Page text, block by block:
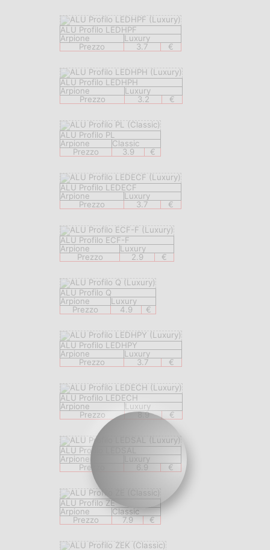
ALU Profilo LEDHPF
Arpione
Luxury
Prezzo
3.7 €
ALU Profilo LEDHPH
Arpione
Luxury
Prezzo
3.2 €
ALU Profilo PL
Arpione
Classic
Prezzo
3.9 €
ALU Profilo LEDECF
Arpione
Luxury
Prezzo
3.7 €
ALU Profilo ECF-F
Arpione
Luxury
Prezzo
2.9 €
ALU Profilo Q
Arpione
Luxury
Prezzo
4.9 €
ALU Profilo LEDHPY
Arpione
Luxury
Prezzo
3.7 €
ALU Profilo LEDECH
Arpione
Luxury
Prezzo
8.9 €
ALU Profilo LEDSAL
Arpione
Luxury
Prezzo
6.9 €
ALU Profilo ZE
Arpione
Classic
Prezzo
7.9 €